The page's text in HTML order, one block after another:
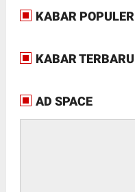
KABAR POPULER
KABAR TERBARU
AD SPACE